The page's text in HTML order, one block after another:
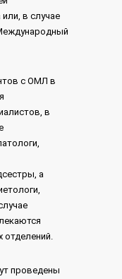
в случае
с ОМЛ в
в
а
отделений.
проведены